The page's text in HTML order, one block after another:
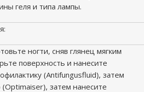
геля и типа лампы.
ногти, сняв глянец мягким
поверхность и нанесите
(Antifungusfluid), затем
затем нанесите